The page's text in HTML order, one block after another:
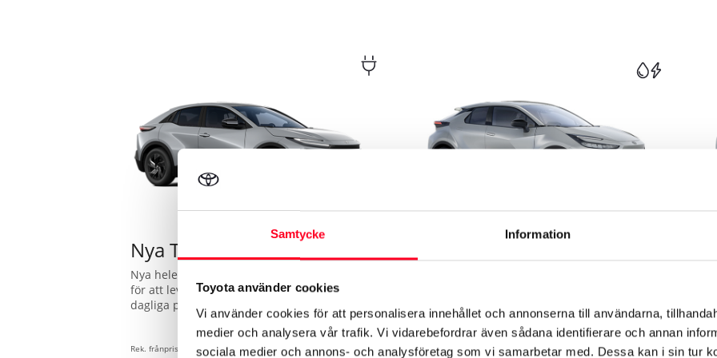
Samtycke Information
Toyota använder cookies
Vi använder cookies för att personalisera innehållet och annonserna till användarna,
medier och analysera vår trafik. Vi vidarebefordrar även sådana identifierare och annan
sociala medier och annons- och analysföretag som vi samarbetar med. Dessa kan i sin tur
Nya Toyota C-HR+
Nya helelektriska Toyota C-HR+ är skapad
för att leverera på alla punkter. Från den
dagliga pendlingen till långresan med
familjen – det här är elbilen som sätter en
ny standard med räckvidd och prestanda
som imponerar. Glöm räckviddsångest, med
Rek. frånpris:
responsiv drivlina med låga utsläpp.
Modellen har en unik och innovativ design,
med skarpa linjer och en strömlinjeformad
profil. Finns även med Toyotas intelligenta
Rek. frånpris: